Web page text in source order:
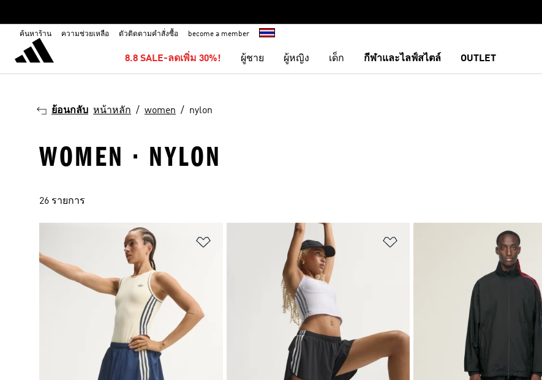
ค้นหาร้าน ความช่วยเหลือ ตัวติดตามคำสั่งซื้อ become a member
8.8 SALE-ลดเพิ่ม 30%! ผู้ชาย ผู้หญิง เด็ก กีฬาและไลฟ์สไตล์ OUTLET
ย้อนกลับ หน้าหลัก women nylon
WOMEN · NYLON
26 รายการ
เพิ่มไปยังรายการสินค้าโปรด เพิ่มไปยังรายการสินค้าโปรด